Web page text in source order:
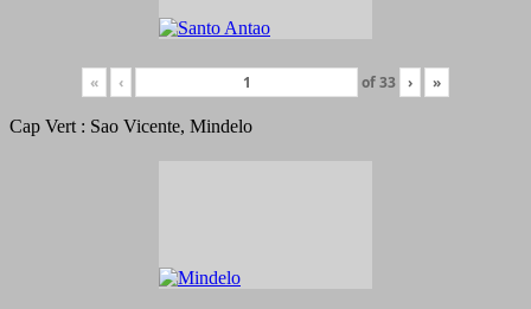
« ‹ of33 › »
Cap Vert : Sao Vicente, Mindelo